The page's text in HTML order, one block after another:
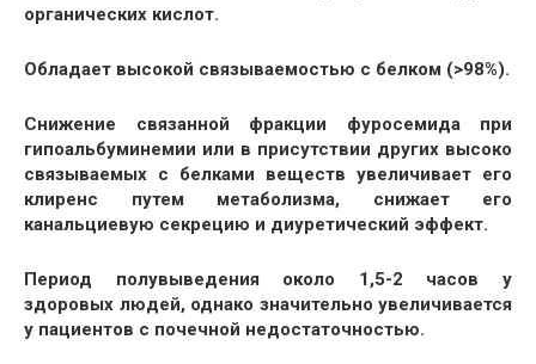
органических кислот.
Обладает высокой связываемостью с белком (>98%).
Снижение связанной фракции фуросемида при
гипоальбуминемии или в присутствии других высоко
связываемых с белками веществ увеличивает его
клиренс путем метаболизма, снижает его
канальциевую секрецию и диуретический эффект.
Период полувыведения около 1,5-2 часов у
здоровых людей, однако значительно увеличивается
у пациентов с почечной недостаточностью.